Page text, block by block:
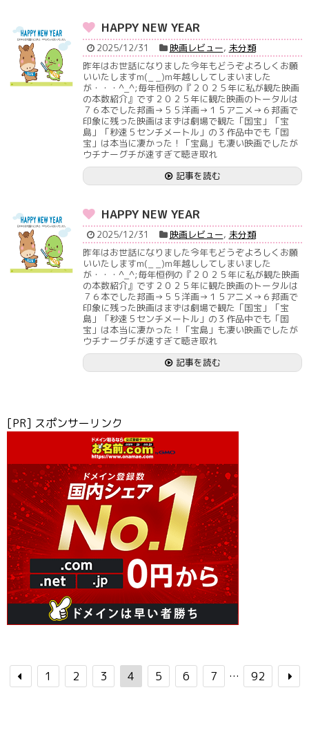
HAPPY NEW YEAR
2025/12/31 映画レビュー, 未分類
昨年はお世話になりました今年もどうぞよろしくお願
いいたしますm(_ _)m年越ししてしまいました
が・・・^_^;毎年恒例の『２０２５年に私が観た映画
の本数紹介』です２０２５年に観た映画のトータルは
７６本でした邦画→５５洋画→１５アニメ→６邦画で
印象に残った映画はまずは劇場で観た「国宝」「宝
島」「秒速５センチメートル」の３作品中でも「国
宝」は本当に凄かった！「宝島」も凄い映画でしたが
ウチナーグチが速すぎて聴き取れ
記事を読む
HAPPY NEW YEAR
2025/12/31 映画レビュー, 未分類
昨年はお世話になりました今年もどうぞよろしくお願
いいたしますm(_ _)m年越ししてしまいました
が・・・^_^;毎年恒例の『２０２５年に私が観た映画
の本数紹介』です２０２５年に観た映画のトータルは
７６本でした邦画→５５洋画→１５アニメ→６邦画で
印象に残った映画はまずは劇場で観た「国宝」「宝
島」「秒速５センチメートル」の３作品中でも「国
宝」は本当に凄かった！「宝島」も凄い映画でしたが
ウチナーグチが速すぎて聴き取れ
記事を読む
[PR] スポンサーリンク
1 2 3 4 5 6 7 … 92